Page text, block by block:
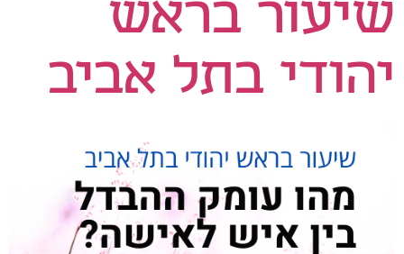
שיעור בראש
יהודי בתל אביב